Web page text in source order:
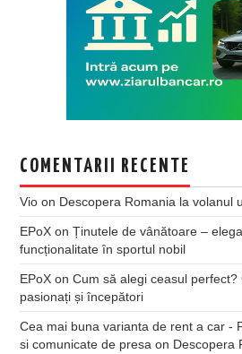
COMENTARII RECENTE
Vio on Descopera Romania la volanul
EPoX onȚinutele de vânătoare –
funcționalitate în sportul nobil
EPoX onCum să alegi ceasul
pasionați și începători
Cea mai buna varianta de rent a car -
si comunicate de presa on Descopera